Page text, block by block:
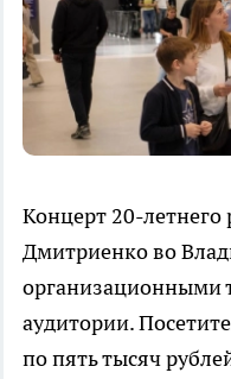
Концерт 20-летнего
Дмитриенко во
организационными
аудитории.
по пять тысяч